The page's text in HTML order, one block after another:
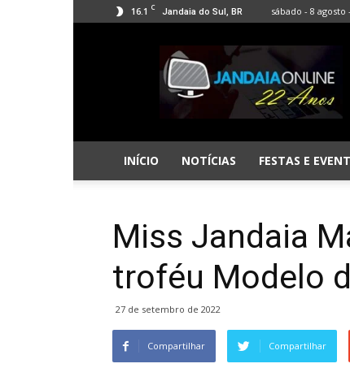
16.1 C Jandaia do Sul, BR sábado - 8 agosto
Jandaia
Online
INÍCIO NOTÍCIAS FESTAS E
Miss Jandaia
troféu Modelo
27 de setembro de 2022
Compartilhar Compartilhar